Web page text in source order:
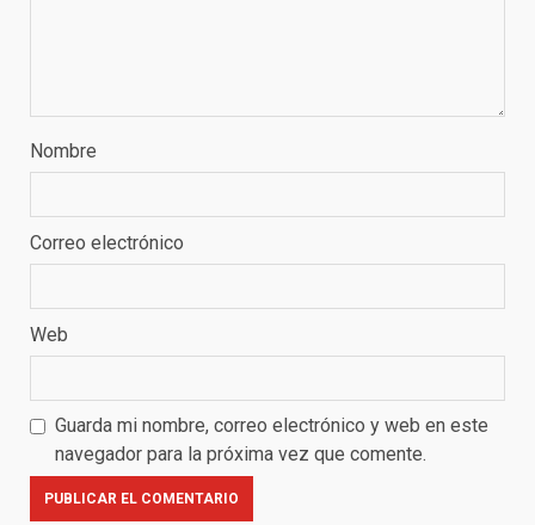
Nombre
Correo electrónico
Web
Guarda mi nombre, correo electrónico y web en este
navegador para la próxima vez que comente.